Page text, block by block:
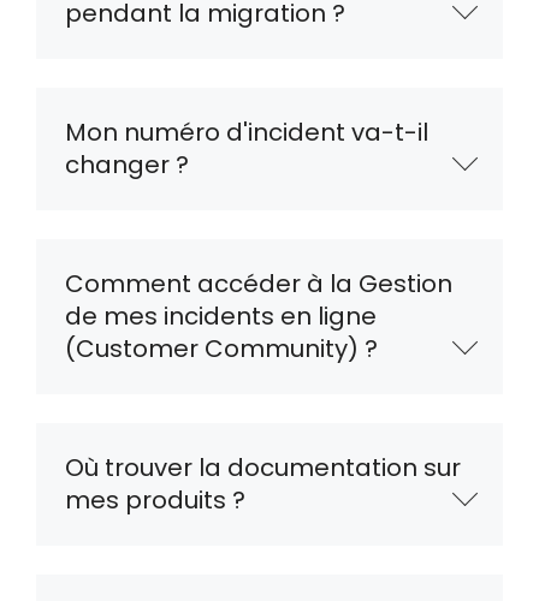
pendant la migration ?
Mon numéro d'incident va-t-il
changer ?
Comment accéder à la Gestion
de mes incidents en ligne
(Customer Community) ?
Où trouver la documentation sur
mes produits ?